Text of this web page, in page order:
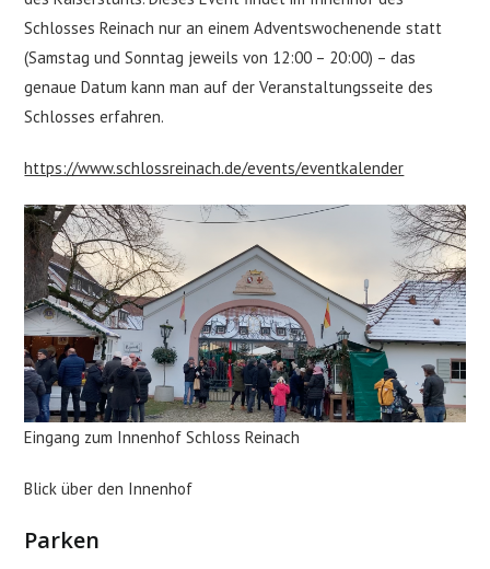
Schlosses Reinach nur an einem Adventswochenende statt
(Samstag und Sonntag jeweils von 12:00 – 20:00) – das
genaue Datum kann man auf der Veranstaltungsseite des
Schlosses erfahren.
https://www.schlossreinach.de/events/eventkalender
Eingang zum Innenhof Schloss Reinach
Blick über den Innenhof
Parken